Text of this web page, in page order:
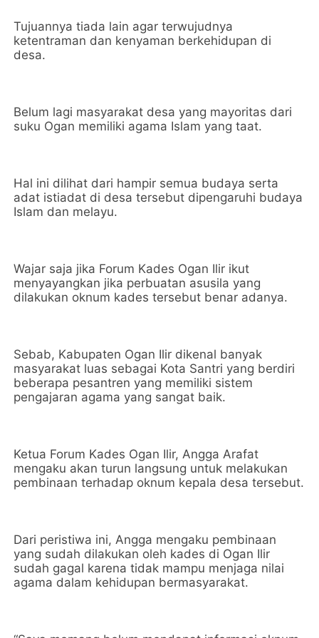
Tujuannya tiada lain agar terwujudnya
ketentraman dan kenyaman berkehidupan di
desa.
Belum lagi masyarakat desa yang mayoritas dari
suku Ogan memiliki agama Islam yang taat.
Hal ini dilihat dari hampir semua budaya serta
adat istiadat di desa tersebut dipengaruhi budaya
Islam dan melayu.
Wajar saja jika Forum Kades Ogan Ilir ikut
menyayangkan jika perbuatan asusila yang
dilakukan oknum kades tersebut benar adanya.
Sebab, Kabupaten Ogan Ilir dikenal banyak
masyarakat luas sebagai Kota Santri yang berdiri
beberapa pesantren yang memiliki sistem
pengajaran agama yang sangat baik.
Ketua Forum Kades Ogan Ilir, Angga Arafat
mengaku akan turun langsung untuk melakukan
pembinaan terhadap oknum kepala desa tersebut.
Dari peristiwa ini, Angga mengaku pembinaan
yang sudah dilakukan oleh kades di Ogan Ilir
sudah gagal karena tidak mampu menjaga nilai
agama dalam kehidupan bermasyarakat.